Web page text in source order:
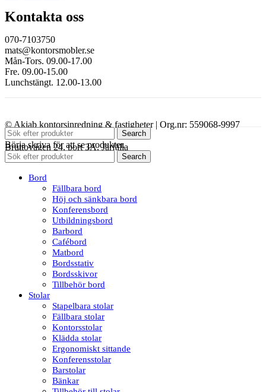
Kontakta oss
070-7103750
mats@kontorsmobler.se
Mån-Tors. 09.00-17.00
Fre. 09.00-15.00
Lunchstängt. 12.00-13.00
© Akiab kontorsinredning & fastigheter | Org.nr: 559068-9997
Bruttovägen 24, port 3A, Järfälla
Search
Börja skriva för att se produkter.
Search
Bord
Fällbara bord
Höj och sänkbara bord
Konferensbord
Utbildningsbord
Barbord
Cafébord
Matbord
Bordsstativ
Bordsskivor
Tillbehör bord
Stolar
Stapelbara stolar
Fällbara stolar
Kontorsstolar
Klädda stolar
Ergonomiskt sittande
Konferensstolar
Barstolar
Bänkar